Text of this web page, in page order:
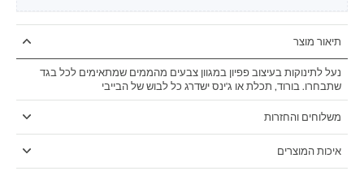
תיאור מוצר
נעל לתינוקות בעיצוב פפיון במגוון צבעים מהממים שמתאימים לכל בגד
שתבחרו. בורוד, תכלת או ג'ינס ישדרג כל לבוש של הבייבי
משלוחים והחזרות
איכות המוצרים